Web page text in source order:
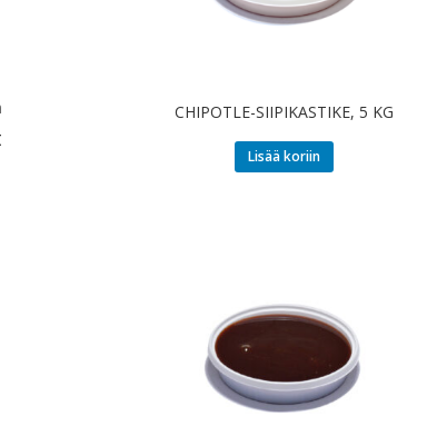
CHIPOTLE-SIIPIKASTIKE, 5 KG
Lisää koriin